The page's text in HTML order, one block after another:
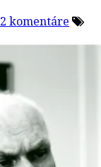
2 komentáre